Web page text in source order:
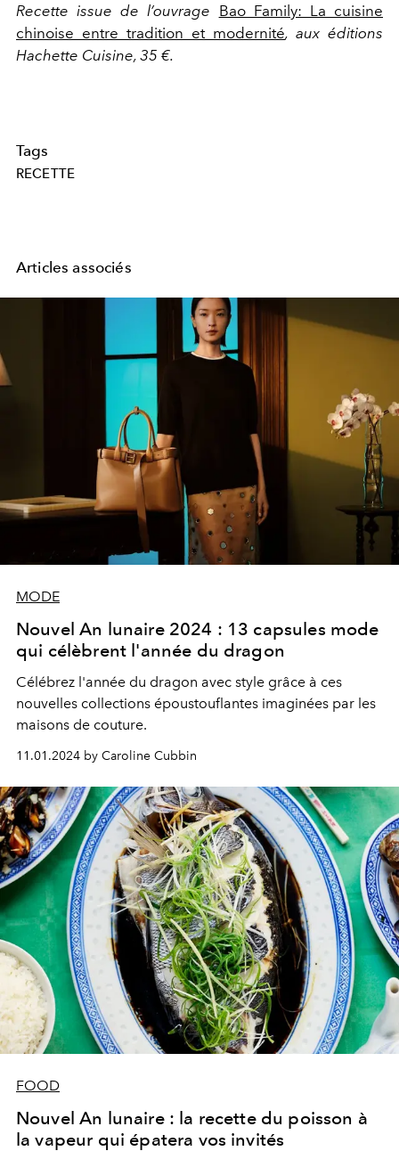
Recette issue de l’ouvrage Bao Family: La cuisine
chinoise entre tradition et modernité, aux éditions
Hachette Cuisine, 35 €.
Tags
RECETTE
Articles associés
MODE
Nouvel An lunaire 2024 : 13 capsules mode
qui célèbrent l'année du dragon
Célébrez l'année du dragon avec style grâce à ces
nouvelles collections époustouflantes imaginées par les
maisons de couture.
11.01.2024 by Caroline Cubbin
FOOD
Nouvel An lunaire : la recette du poisson à
la vapeur qui épatera vos invités